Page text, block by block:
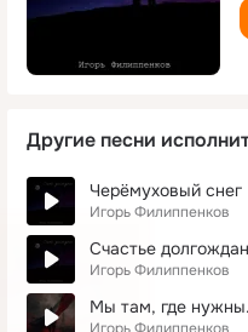
Другие песни
Черёмуховый снег
Игорь Филиппенков
Счастье
Игорь Филиппенков
Мы там, где